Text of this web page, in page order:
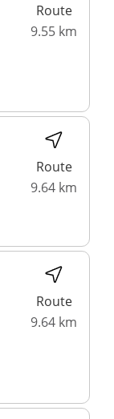
Route
9.55 km
Route
9.64 km
Route
9.64 km